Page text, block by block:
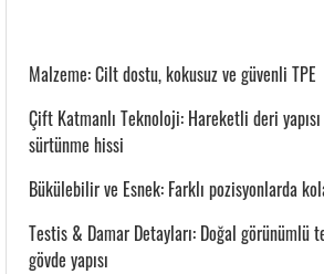
Malzeme: Cilt dostu, kokusuz ve güvenli TPE
Çift Katmanlı Teknoloji: Hareketli deri
sürtünme hissi
Bükülebilir ve Esnek: Farklı pozisyonlarda
Testis & Damar Detayları: Doğal görünümlü
gövde yapısı